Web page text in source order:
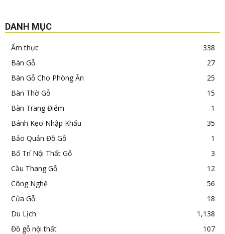
DANH MỤC
Ẩm thực
338
Bàn Gỗ
27
Bàn Gỗ Cho Phòng Ăn
25
Bàn Thờ Gỗ
15
Bàn Trang Điểm
1
Bánh Kẹo Nhập Khẩu
35
Bảo Quản Đồ Gỗ
1
Bố Trí Nội Thất Gỗ
3
Cầu Thang Gỗ
12
Công Nghệ
56
Cửa Gỗ
18
Du Lịch
1,138
Đồ gỗ nội thất
107